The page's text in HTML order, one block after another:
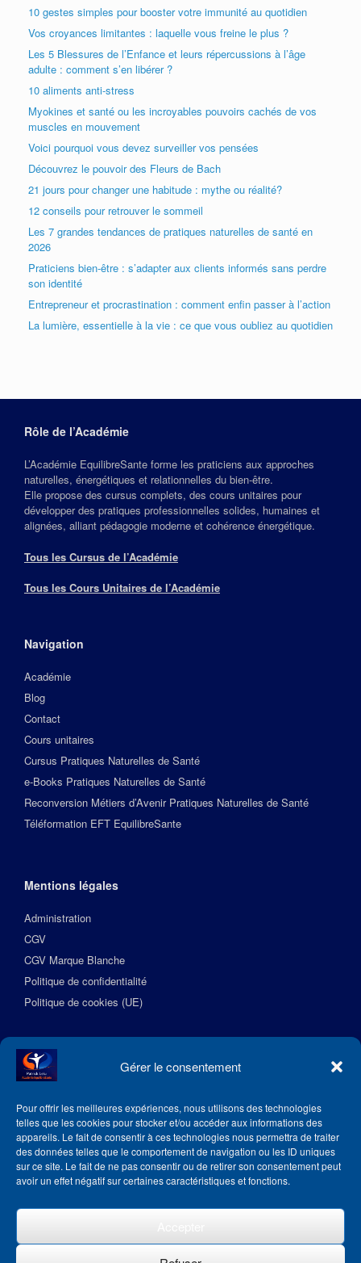
Gérer le consentement
Pour offrir les meilleures expériences, nous utilisons des technologies
telles que les cookies pour stocker et/ou accéder aux informations des
appareils. Le fait de consentir à ces technologies nous permettra de traiter
des données telles que le comportement de navigation ou les ID uniques
sur ce site. Le fait de ne pas consentir ou de retirer son consentement peut
avoir un effet négatif sur certaines caractéristiques et fonctions.
10 gestes simples pour booster votre immunité au quotidien
Vos croyances limitantes : laquelle vous freine le plus ?
Les 5 Blessures de l’Enfance et leurs répercussions à l’âge
adulte : comment s’en libérer ?
10 aliments anti-stress
Myokines et santé ou les incroyables pouvoirs cachés de vos
muscles en mouvement
Voici pourquoi vous devez surveiller vos pensées
Découvrez le pouvoir des Fleurs de Bach
21 jours pour changer une habitude : mythe ou réalité?
12 conseils pour retrouver le sommeil
Les 7 grandes tendances de pratiques naturelles de santé en
2026
Praticiens bien-être : s’adapter aux clients informés sans perdre
son identité
Entrepreneur et procrastination : comment enfin passer à l’action
La lumière, essentielle à la vie : ce que vous oubliez au quotidien
Rôle de l’Académie
L’Académie EquilibreSante forme les praticiens aux approches
naturelles, énergétiques et relationnelles du bien‑être.
Elle propose des cursus complets, des cours unitaires pour
développer des pratiques professionnelles solides, humaines et
alignées, alliant pédagogie moderne et cohérence énergétique.
Tous les Cursus de l’Académie
Tous les Cours Unitaires de l’Académie
Navigation
Académie
Blog
Contact
Cours unitaires
Cursus Pratiques Naturelles de Santé
e-Books Pratiques Naturelles de Santé
Reconversion Métiers d’Avenir Pratiques Naturelles de Santé
Téléformation EFT EquilibreSante
Mentions légales
Administration
CGV
CGV Marque Blanche
Politique de confidentialité
Politique de cookies (UE)
Suivez l’Académie EquilibreSante